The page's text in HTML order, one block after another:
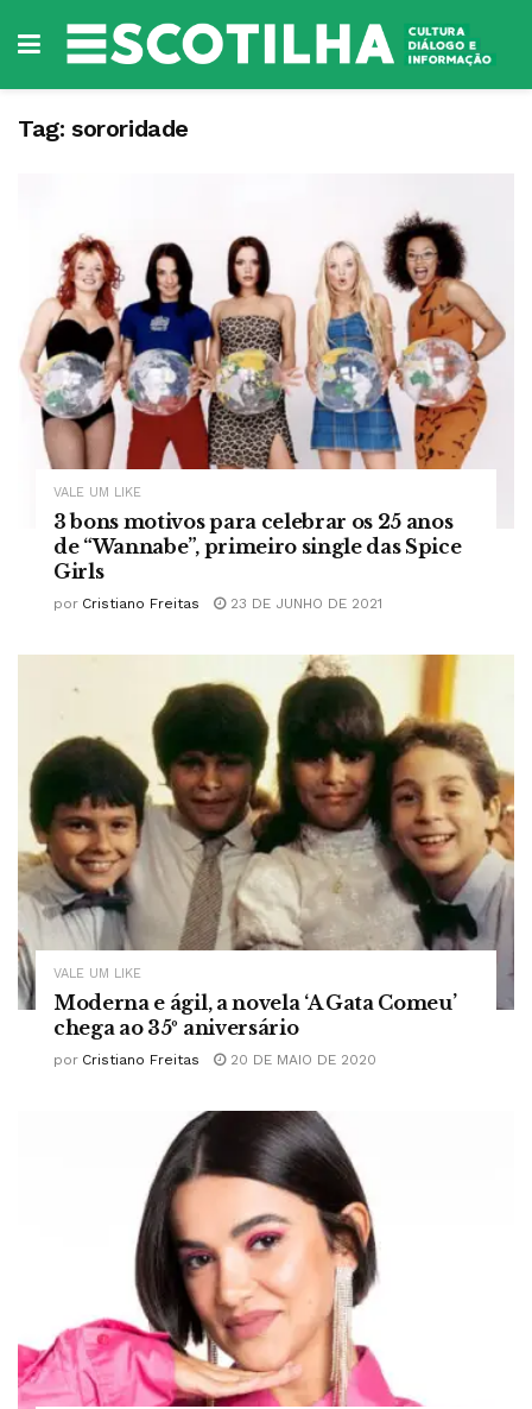
Tag: sororidade
VALE UM LIKE
3 bons motivos para celebrar os 25 anos
de “Wannabe”, primeiro single das Spice
Girls
por Cristiano Freitas 23 DE JUNHO DE 2021
VALE UM LIKE
Moderna e ágil, a novela ‘A Gata Comeu’
chega ao 35º aniversário
por Cristiano Freitas 20 DE MAIO DE 2020